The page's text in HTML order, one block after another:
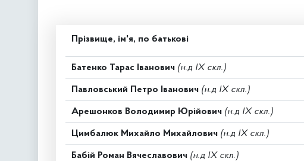
Прізвище, ім'я, по батькові
Батенко Тарас Іванович (н.д IX скл.)
Павловський Петро Іванович (н.д IX скл.)
Арешонков Володимир Юрійович (н.д IX скл.)
Цимбалюк Михайло Михайлович (н.д IX скл.)
Бабій Роман Вячеславович (н.д IX скл.)